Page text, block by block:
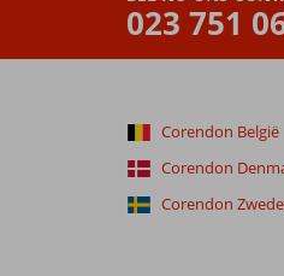
023 751
Corendon België
Corendon
Corendon